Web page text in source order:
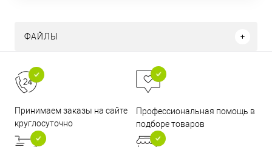
ФАЙЛЫ
Принимаем заказы на сайте
круглосуточно
Профессиональная помощь в
подборе товаров